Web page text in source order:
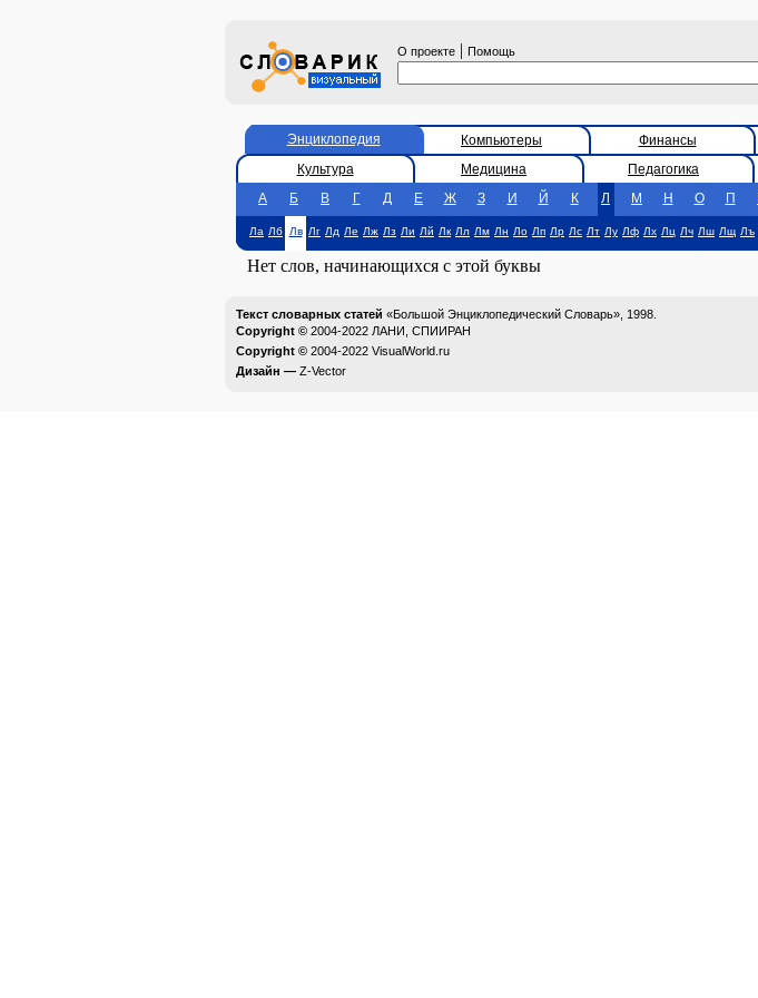
О проекте | Помощь
Энциклопедия Компьютеры Финансы
Культура
Медицина Педагогика
А
Б В Г Д Е Ж З И Й К Л М Н О П
Ла Лб Лв Лг Лд Ле Лж Лз Ли Лй Лк Лл Лм Лн Ло Лп Лр Лс Лт Лу Лф Лх Лц Лч Лш Лщ Лъ
Нет слов, начинающихся с этой буквы
Текст словарных статей «Большой Энциклопедический Словарь», 1998.
Copyright © 2004-2022 ЛАНИ, СПИИРАН
Copyright © 2004-2022 VisualWorld.ru
Дизайн — Z-Vector